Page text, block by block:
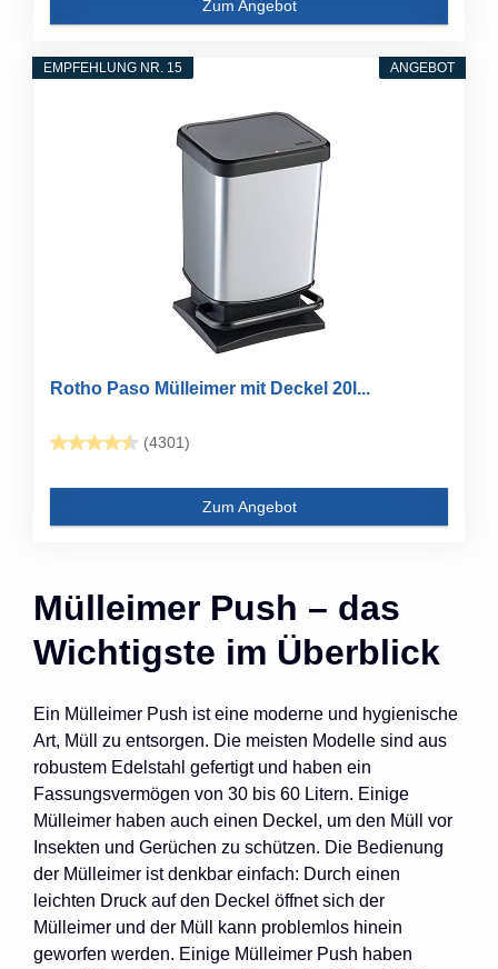
Zum Angebot
ANGEBOT
EMPFEHLUNG NR. 15
Rotho Paso Mülleimer mit Deckel 20l...
(4301)
Zum Angebot
Mülleimer Push – das
Wichtigste im Überblick
Ein Mülleimer Push ist eine moderne und hygienische
Art, Müll zu entsorgen. Die meisten Modelle sind aus
robustem Edelstahl gefertigt und haben ein
Fassungsvermögen von 30 bis 60 Litern. Einige
Mülleimer haben auch einen Deckel, um den Müll vor
Insekten und Gerüchen zu schützen. Die Bedienung
der Mülleimer ist denkbar einfach: Durch einen
leichten Druck auf den Deckel öffnet sich der
Mülleimer und der Müll kann problemlos hinein
geworfen werden. Einige Mülleimer Push haben